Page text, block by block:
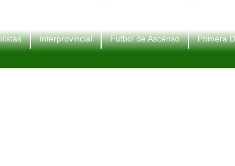
Interprovincial Futbol de Ascenso Primera